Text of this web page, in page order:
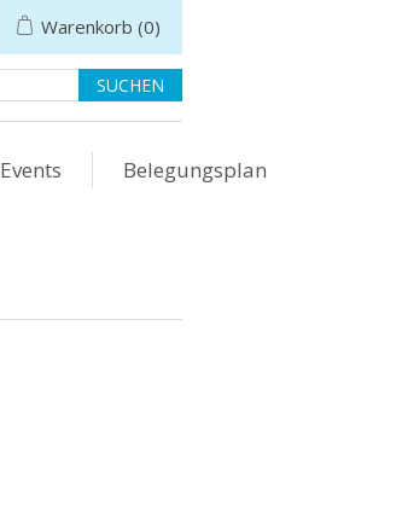
Warenkorb (0)
Events Belegungsplan